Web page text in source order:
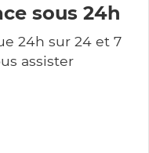
sous 24h
24h sur 24 et 7
assister